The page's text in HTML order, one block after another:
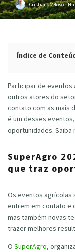
Cristiano Veloso ·
Índice de
Participar de
outros atores do
contato com as mais
é um desses
oportunidades. Saiba
SuperAgro
que traz
Os eventos agrícolas
entrem em contato e
mas também novas
trazer melhores
O SuperAgro,